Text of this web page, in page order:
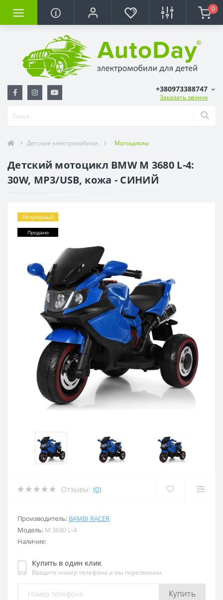
0
+380973388747
Заказать звонок
Детские электромобили Мотоциклы
Детский мотоцикл BMW M 3680 L-4:
30W, MP3/USB, кожа - СИНИЙ
Популярный
Продано
Отзывы: (0)
Производитель: BAMBI RACER
Модель: M 3680 L-4
Наличие:
Купить в один клик
Введите номер телефона и мы перезвоним
Купить